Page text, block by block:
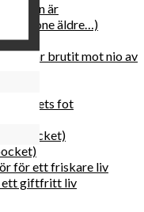
du än är
äldre…)
jag har brutit mot nio av
bergets fot
(pocket)
för ett friskare liv
ett giftfritt liv